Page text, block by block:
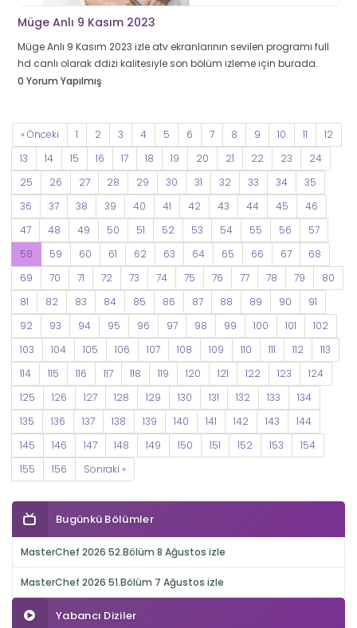
Müge Anlı 9 Kasım 2023
Müge Anlı 9 Kasım 2023 izle atv ekranlarının sevilen programı full
hd canlı olarak ddizi kalitesiyle son bölüm izleme için burada.
0 Yorum Yapılmış
« Önceki 1 2 3 4 5 6 7 8 9 10 11
12
13
14 15 16 17 18 19 20 21 22 23
24
25
26 27 28 29 30 31 32 33 34
35
36
37 38 39 40 41 42 43 44 45
46
47
48 49 50 51 52 53 54 55 56
57
58
59 60 61 62 63 64 65 66 67
68
69
70 71 72 73 74 75 76 77 78 79
80
81
82 83 84 85 86 87 88 89 90
91
92
93 94 95 96 97 98 99 100 101
102
103
104 105 106 107 108 109 110 111 112
113
114
115 116 117 118 119 120 121 122 123
124
125
126 127 128 129 130 131 132 133
134
135
136 137 138 139 140 141 142 143
144
145
146 147 148 149 150 151 152 153
154
155
156 Sonraki »
Bugünkü Bölümler
MasterChef 2026 52.Bölüm 8 Ağustos izle
MasterChef 2026 51.Bölüm 7 Ağustos izle
Yabancı Diziler